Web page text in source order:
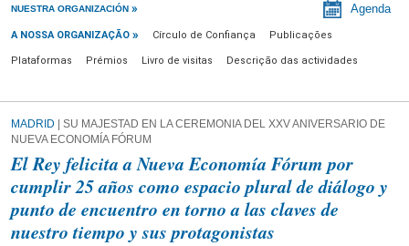
NUESTRA ORGANIZACIÓN Agenda
A nossa organização
A NOSSA ORGANIZAÇÃO Círculo de Confiança Publicações
Plataformas Prémios Livro de visitas Descrição das actividades
MADRID | SU MAJESTAD EN LA CEREMONIA DEL XXV ANIVERSARIO DE
NUEVA ECONOMÍA FÓRUM
El Rey felicita a Nueva Economía Fórum por
cumplir 25 años como espacio plural de diálogo y
punto de encuentro en torno a las claves de
nuestro tiempo y sus protagonistas